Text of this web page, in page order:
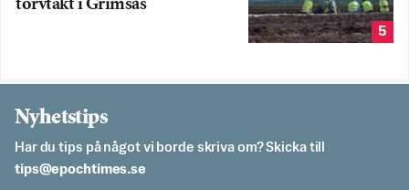
torvtäkt i Grimsås
5
Nyhetstips
Har du tips på något vi borde skriva om? Skicka till
es.semithcope@spit